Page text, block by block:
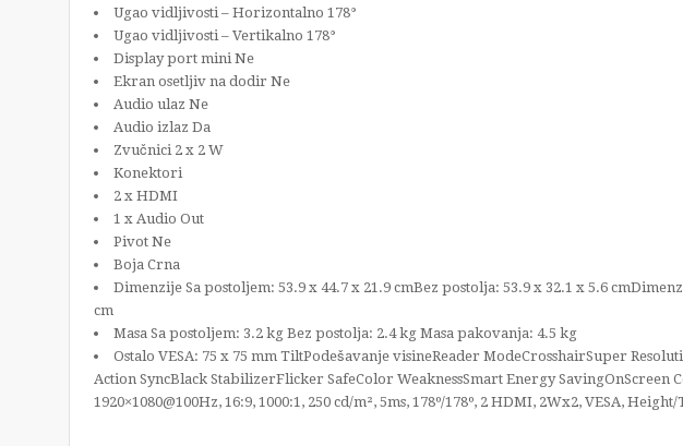
Ugao vidljivosti – Horizontalno 178°
Ugao vidljivosti – Vertikalno 178°
Display port mini Ne
Ekran osetljiv na dodir Ne
Audio ulaz Ne
Audio izlaz Da
Zvučnici 2 x 2 W
Konektori
2 x HDMI
1 x Audio Out
Pivot Ne
Boja Crna
Dimenzije Sa postoljem: 53.9 x 44.7 x 21.9 cmBez postolja: 53.9 x 32.1 x 5.6
cm
Masa Sa postoljem: 3.2 kg Bez postolja: 2.4 kg Masa pakovanja: 4.5 kg
Ostalo VESA: 75 x 75 mm TiltPodešavanje visineReader ModeCrosshairSuper
Action SyncBlack StabilizerFlicker SafeColor WeaknessSmart Energy SavingOnScreen
1920×1080@100Hz, 16:9, 1000:1, 250 cd/m², 5ms, 178º/178º, 2 HDMI, 2Wx2, VESA,